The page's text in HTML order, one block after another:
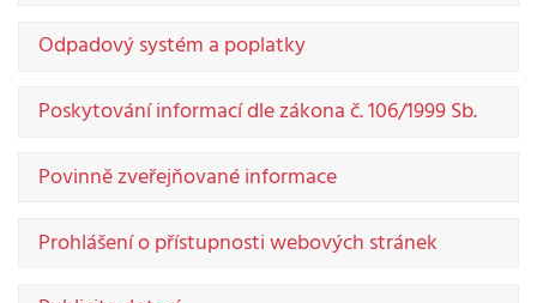
Odpadový systém a poplatky
Poskytování informací dle zákona č. 106/1999 Sb.
Povinně zveřejňované informace
Prohlášení o přístupnosti webových stránek